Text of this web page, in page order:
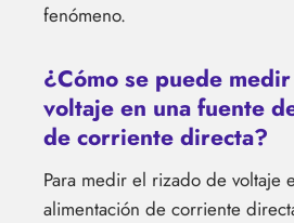
fenómeno.
¿Cómo se puede
voltaje en una fuente
de corriente directa?
Para medir el rizado de voltaje
alimentación de corriente